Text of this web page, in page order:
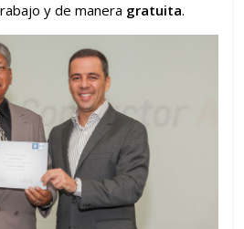
y de manera gratuita.